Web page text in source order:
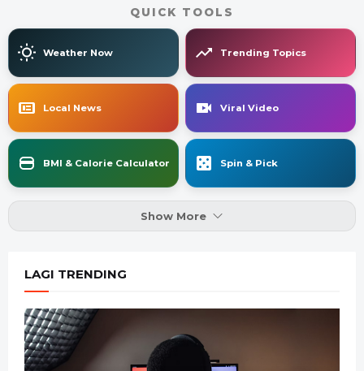
QUICK TOOLS
Weather Now Trending Topics
Local News Viral Video
BMI & Calorie Calculator Spin & Pick
Show More
LAGI TRENDING